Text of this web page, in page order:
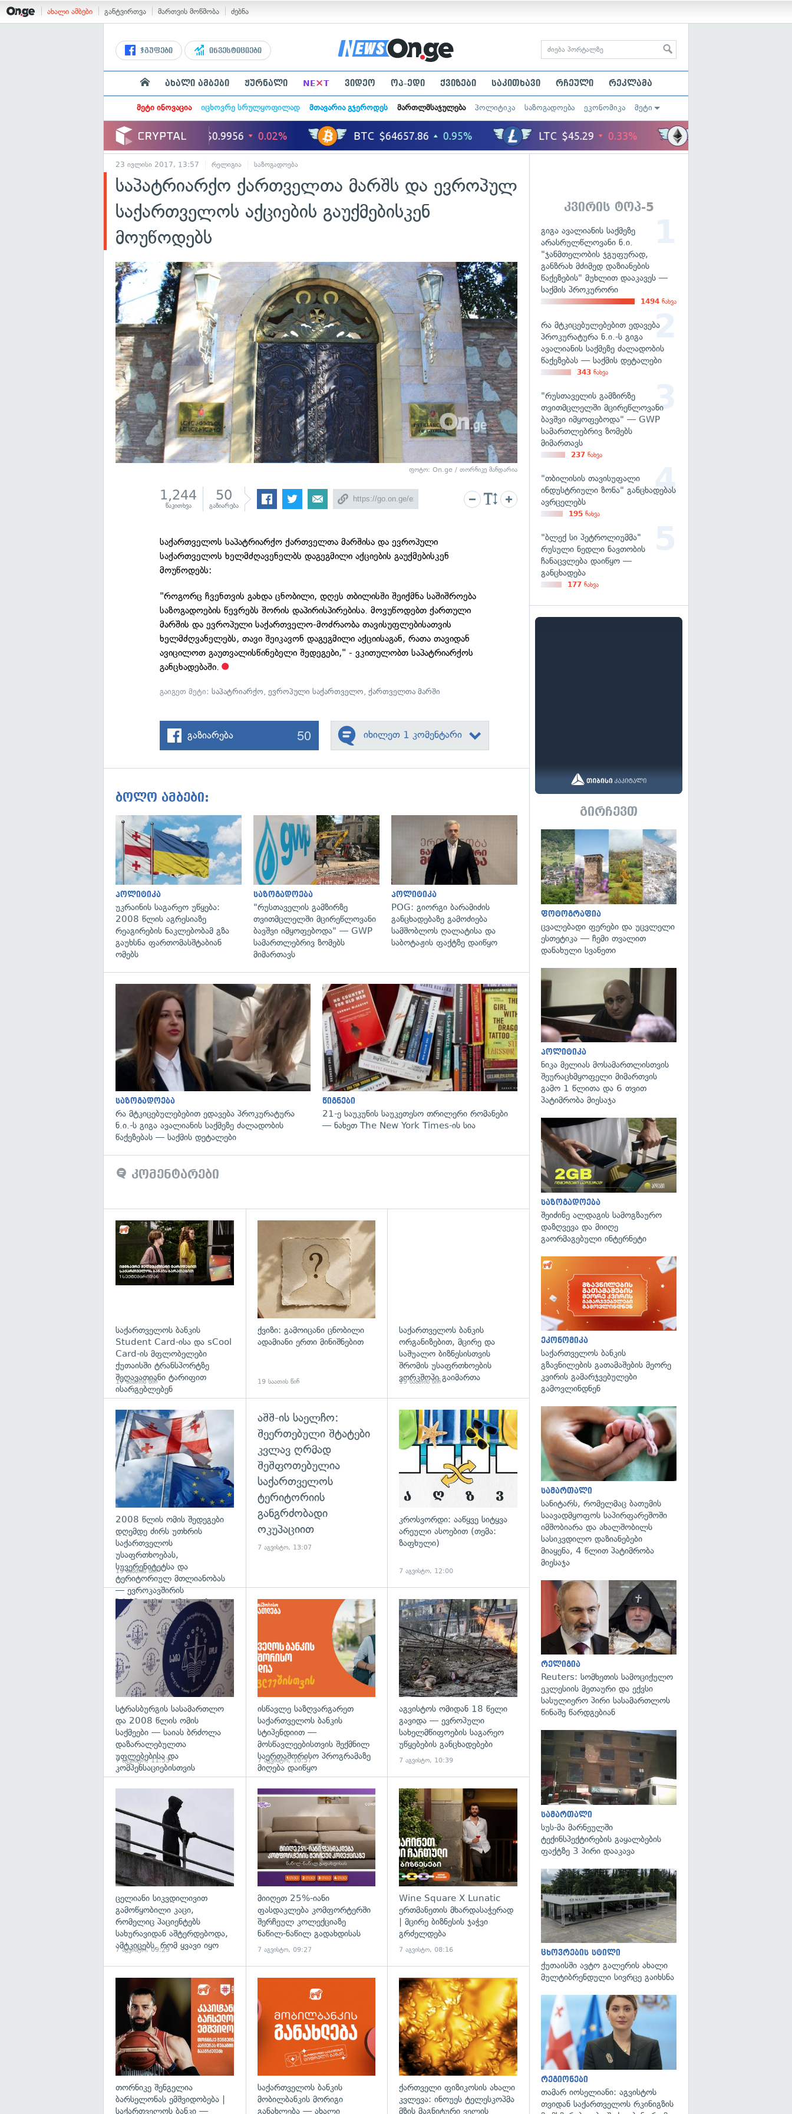
ახალი ამბები განტვირთვა მართვის მოწმობა ძებნა
ჯგუფები ინვესტიციები
ახალი ამბები ჟურნალი NE×T ვიდეო ოპ-ედი ქვიზები საკითხავი რჩეული რეკლამა
მეტი ინოვაცია იცხოვრე სრულყოფილად მთავარია გჯეროდეს მართლმსაჯულება პოლიტიკა საზოგადოება ეკონომიკა მეტი
23 ივლისი 2017, 13:57 რელიგია საზოგადოება
საპატრიარქო ქართველთა მარშს და ევროპულ
საქართველოს აქციების გაუქმებისკენ
მოუწოდებს
ფოტო: On.ge / თორნიკე მანდარია
1,244
წაკითხვა
50
გაზიარება
საქართველოს საპატრიარქო ქართველთა მარშისა და ევროპული
საქართველოს ხელმძღავენელბს დაგეგმილი აქციების გაუქმებისკენ
მოუწოდებს:
"როგორც ჩვენთვის გახდა ცნობილი, დღეს თბილისში შეიქმნა საშიშროება
საზოგადოების წევრებს შორის დაპირისპირებისა. მოვუწოდებთ ქართული
მარშის და ევროპული საქართველო-მოძრაობა თავისუფლებისათვის
ხელმძღვანელებს, თავი შეიკავონ დაგეგმილი აქციისაგან, რათა თავიდან
ავიცილოთ გაუთვალისწინებელი შედეგები," - ვკითულობთ საპატრიარქოს
განცხადებაში.
გაიგეთ მეტი:საპატრიარქო,ევროპული საქართველო,ქართველთა მარში
გაზიარება 50 იხილეთ 1 კომენტარი
ბოლო ამბები:
გადახედვა
პოლიტიკა
უკრაინის საგარეო უწყება:
2008 წლის აგრესიაზე
რეაგირების ნაკლებობამ გზა
გაუხსნა ფართომასშტაბიან
ომებს
საზოგადოება
"რუსთაველის გამზირზე
თვითმცლელში მცირეწლოვანი
ბავშვი იმყოფებოდა" — GWP
სამართლებრივ ზომებს
მიმართავს
პოლიტიკა
POG: გიორგი ბარამიძის
განცხადებაზე გამოძიება
სამშობლოს ღალატისა და
საბოტაჟის ფაქტზე დაიწყო
გადახედვა
საზოგადოება
რა მტკიცებულებებით ედავება პროკურატურა
ნ.ი.-ს გიგა ავალიანის საქმეზე ძალადობის
წაქეზებას — საქმის დეტალები
წიგნები
21-ე საუკუნის საუკეთესო თრილერი რომანები
— ნახეთ The New York Times-ის სია
კომენტარები
საქართველოს ბანკის
Student Card-ისა და sCool
Card-ის მფლობელები
ქუთაისში ტრანსპორტზე
შეღავათიანი ტარიფით
ისარგებლებენ
17 საათის წინ
ქვიზი: გამოიცანი ცნობილი
ადამიანი ერთი მინიშნებით
19 საათის წინ
საქართველოს ბანკის
ორგანიზებით, მცირე და
საშუალო ბიზნესისთვის
შრომის უსაფრთხოების
ვორკშოპი გაიმართა
19 საათის წინ
გადახედვა
2008 წლის ომის შედეგები
დღემდე ძირს უთხრის
საქართველოს
უსაფრთხოებას,
სუვერენიტეტსა და
ტერიტორიულ მთლიანობას
— ევროკავშირის
პრესპიკერის განცხადება
19 საათის წინ
აშშ-ის საელჩო:
შეერთებული შტატები
კვლავ ღრმად
შეშფოთებულია
საქართველოს
ტერიტორიის
განგრძობადი
ოკუპაციით
7 აგვისტო, 13:07
გადახედვა
კროსვორდი: ააწყვე სიტყვა
არეული ასოებით (თემა:
ზაფხული)
7 აგვისტო, 12:00
გადახედვა
სტრასბურგის სასამართლო
და 2008 წლის ომის
საქმეები — საიას ბრძოლა
დაზარალებულთა
უფლებებისა და
კომპენსაციებისთვის
7 აგვისტო, 11:53
ისწავლე საზღვარგარეთ
საქართველოს ბანკის
სტიპენდიით —
მოსწავლეებისთვის შექმნილ
საერთაშორისო პროგრამაზე
მიღება დაიწყო
7 აგვისტო, 10:57
გადახედვა
აგვისტოს ომიდან 18 წელი
გავიდა — ევროპული
სახელმწიფოების საგარეო
უწყებების განცხადებები
7 აგვისტო, 10:39
გადახედვა
ცელიანი სიკვდილივით
გამოწყობილი კაცი,
რომელიც პაციენტებს
სახურავიდან აშტერდებოდა,
ამტკიცებს, რომ ყვავი იყო
7 აგვისტო, 09:29
მიიღეთ 25%-იანი
ფასდაკლება კომფორტერში
შერჩეულ კოლექციაზე
ნაწილ-ნაწილ გადახდისას
7 აგვისტო, 09:27
Wine Square X Lunatic
ერთმანეთის მხარდასაჭერად
| მცირე ბიზნესის ჯაჭვი
გრძელდება
7 აგვისტო, 08:16
თორნიკე შენგელია
ბარსელონას ემშვიდობება |
საქართველოს ბანკი —
საქართველოს ბანკის
მობილბანკის მორიგი
განახლება — ახალი
ქართველი ფიზიკოსის ახალი
კვლევა: ინოუეს ტელესკოპმა
მზის მაგნიტური ველის
კვირის ტოპ-5
გიგა ავალიანის საქმეზე
არასრულწლოვანი ნ.ი.
"ჯანმთელობის ჯგუფურად,
განზრახ მძიმედ დაზიანების
წაქეზების" მუხლით დააკავეს —
საქმის პროკურორი
1494 ნახვა
რა მტკიცებულებებით ედავება
პროკურატურა ნ.ი.-ს გიგა
ავალიანის საქმეზე ძალადობის
წაქეზებას — საქმის დეტალები
343 ნახვა
"რუსთაველის გამზირზე
თვითმცლელში მცირეწლოვანი
ბავშვი იმყოფებოდა" — GWP
სამართლებრივ ზომებს
მიმართავს
237 ნახვა
"თბილისის თავისუფალი
ინდუსტრიული ზონა" განცხადებას
ავრცელებს
195 ნახვა
"ბლექ სი პეტროლიუმმა"
რუსული ნედლი ნავთობის
ჩანაცვლება დაიწყო —
განცხადება
177 ნახვა
გირჩევთ
ფოტოგრაფია
ცვალებადი ფერები და უცვლელი
ესთეტიკა — ჩემი თვალით
დანახული სვანეთი
პოლიტიკა
ნიკა მელიას მოსამართლისთვის
შეურაცხმყოფელი მიმართვის
გამო 1 წლითა და 6 თვით
პატიმრობა მიესაჯა
საზოგადოება
შეიძინე ალდაგის სამოგზაურო
დაზღვევა და მიიღე
გაორმაგებული ინტერნეტი
ეკონომიკა
საქართველოს ბანკის
გზავნილების გათამაშების მეორე
კვირის გამარჯვებულები
გამოვლინდნენ
სამართალი
სანიტარს, რომელმაც ბათუმის
საავადმყოფოს საპირფარეშოში
იმშობიარა და ახალშობილს
სასიკვდილო დაზიანებები
მიაყენა, 4 წლით პატიმრობა
მიესაჯა
რელიგია
Reuters: სომხეთის სამოციქულო
ეკლესიის მეთაური და ექვსი
სასულიერო პირი სასამართლოს
წინაშე წარდგებიან
სამართალი
სუს-მა მარნეულში
ტექინსპექტირების გაყალბების
ფაქტზე 3 პირი დააკავა
ცხოვრების სტილი
ქუთაისში ავტო გალერის ახალი
მულტიბრენდული სივრცე გაიხსნა
რეგიონები
თამარ იოსელიანი: აგვისტოს
თვიდან საქართველოს რკინიგზის